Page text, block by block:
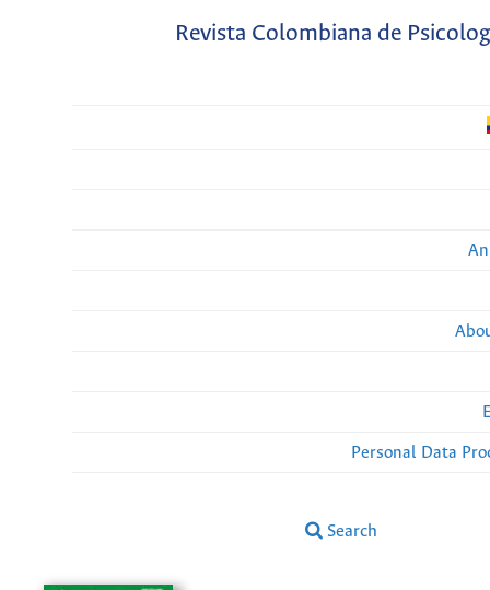
Revista Colombiana de
Personal Data
Search